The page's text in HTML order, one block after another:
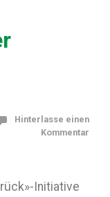
Hinterlasse einen
Kommentar
Initiative